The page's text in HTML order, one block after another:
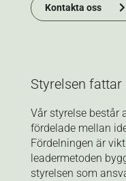
Kontakta oss
Styrelsen fattar
Vår styrelse består
fördelade mellan
Fördelningen är
leadermetoden
styrelsen som